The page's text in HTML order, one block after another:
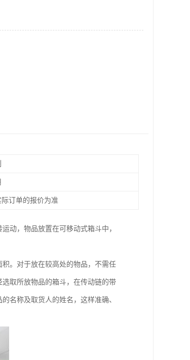
际订单的报价为准
动，物品放置在可移动式箱斗中，
。对于放在较高处的物品，不需任
取所放物品的箱斗，在传动链的带
名称及取货人的姓名，这样准确、